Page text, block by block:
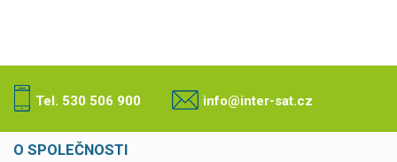
Tel. 530 506 900 info@inter-sat.cz
O SPOLEČNOSTI